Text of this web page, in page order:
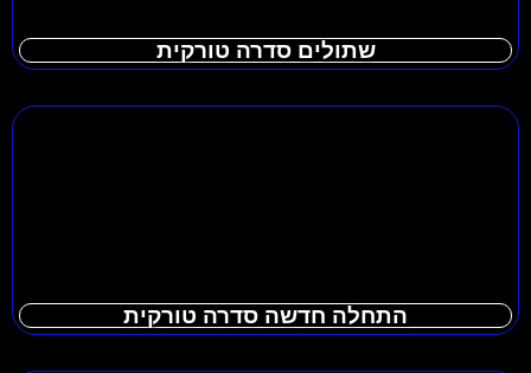
שתולים סדרה טורקית
התחלה חדשה סדרה טורקית